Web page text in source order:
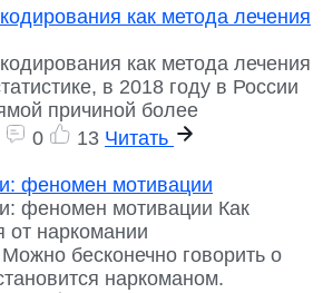
как метода лечения
как метода лечения
в 2018 году в России
причиной более
0 13 Читать
феномен мотивации
феномен мотивации Как
от наркомании
бесконечно говорить о
наркоманом.